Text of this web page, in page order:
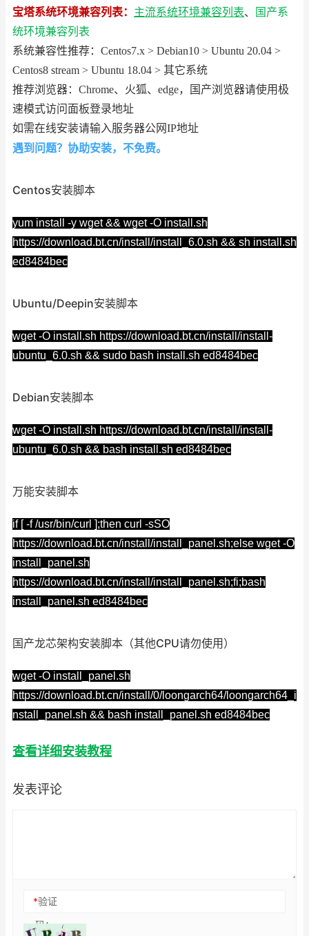
宝塔系统环境兼容列表： 主流系统环境兼容列表、
国产系
统环境兼容列表
系统兼容性推荐：Centos7.x > Debian10 > Ubuntu 20.04 >
Centos8 stream > Ubuntu 18.04 > 其它系统
推荐浏览器：Chrome、火狐、edge，国产浏览器请使用极
速模式访问面板登录地址
如需在线安装请输入服务器公网IP地址
遇到问题？协助安装，不免费。
Centos安装脚本
yum install -y wget && wget -O install.sh
https://download.bt.cn/install/install_6.0.sh && sh install.sh
ed8484bec
Ubuntu/Deepin安装脚本
wget -O install.sh https://download.bt.cn/install/install-
ubuntu_6.0.sh && sudo bash install.sh ed8484bec
Debian安装脚本
wget -O install.sh https://download.bt.cn/install/install-
ubuntu_6.0.sh && bash install.sh ed8484bec
万能安装脚本
if [ -f /usr/bin/curl ];then curl -sSO
https://download.bt.cn/install/install_panel.sh;else wget -O
install_panel.sh
https://download.bt.cn/install/install_panel.sh;fi;bash
install_panel.sh ed8484bec
国产龙芯架构安装脚本（其他CPU请勿使用）
wget -O install_panel.sh
https://download.bt.cn/install/0/loongarch64/loongarch64_i
nstall_panel.sh && bash install_panel.sh ed8484bec
查看详细安装教程
发表评论
*验证
码：